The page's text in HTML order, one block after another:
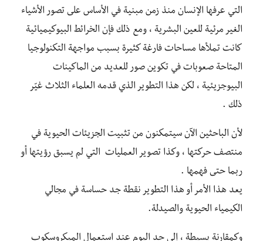
التي عرفها الإنسان منذ زمن مبنية في الأساس على تصور الأشياء
الغير مرئية للعين البشرية ، ومع ذلك فإن الخرائط البيوكيميائية
كانت تملأها مساحات فارغة كثيرة بسبب مواجهة التكنولوجيا
المتاحة صعوبات في تكوين صور للعديد من الماكينات
البيوجزيئية ، لكن هذا التطوير الذي قدمه العلماء الثلاث غيّر
ذلك .
لأن الباحثين الآن سيتمكنون من تثبيت الجزيئات الحيوية في
منتصف حركتها ، وكذا تصوير العمليات التي لم يسبق رؤيتها أو
ربما حتى فهمها .
يعد هذا الأمر أو هذا التطوير نقطة جد حساسة في مجالي
الكيمياء الحيوية والصيدلة.